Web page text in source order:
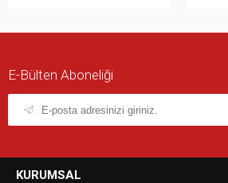
E-Bülten Aboneliği
KURUMSAL